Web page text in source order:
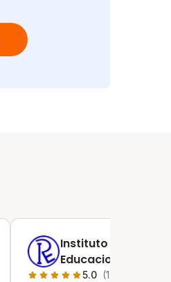
Instituto
Educacional
Racional
5.0 (1)